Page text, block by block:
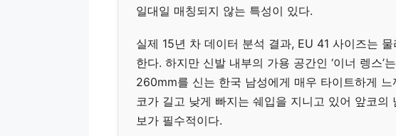
일대일 매칭되지 않는 특성이 있다.
실제 15년 차 데이터 분석 결과, EU 41 사이즈는
한다. 하지만 신발 내부의 가용 공간인 ‘이너 렝스’
260mm를 신는 한국 남성에게 매우 타이트하게
코가 길고 낮게 빠지는 쉐입을 지니고 있어 앞코의
보가 필수적이다.